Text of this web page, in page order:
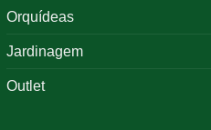
Orquídeas
Jardinagem
Outlet